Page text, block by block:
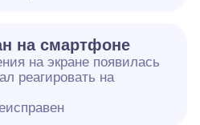
на смартфоне
на экране появилась
реагировать на